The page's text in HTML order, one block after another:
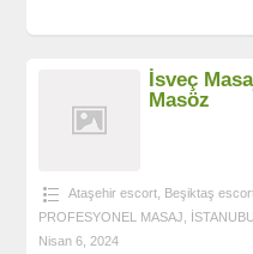
İsveç
Masöz
Ataşehir escort, Beşiktaş
PROFESYONEL MASAJ
Nisan 6, 2024